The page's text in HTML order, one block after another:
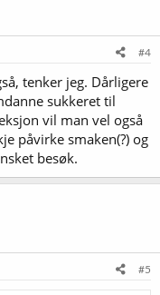
#4
tenker jeg. Dårligere
sukkeret til
vil man vel også
påvirke smaken(?) og
besøk.
#5